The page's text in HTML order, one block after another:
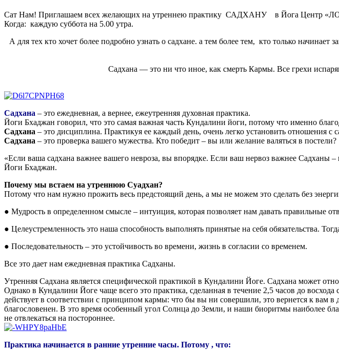
Сат Нам! Приглашаем всех желающих на утреннею практику САДХАНУ в Йога Центр
Когда: каждую суббота на 5.00 утра.
А для тех кто хочет более подробно узнать о садхане. а тем более тем, кто только
Садхана — это ни что иное, как смерть Кармы. Все грехи
Садхана – это ежедневная, а вернее, ежеутренняя духовная практика.
Йоги Бхаджан говорил, что это самая важная часть Кундалини йоги, потому что именно
Садхана – это дисциплина. Практикуя ее каждый день, очень легко установить отношения с
Садхана – это проверка вашего мужества. Кто победит – вы или желание валяться в постели?
«Если ваша садхана важнее вашего невроза, вы впорядке. Если ваш нервоз важнее Садханы –
Йоги Бхаджан.
Почему мы встаем на утреннюю Суадхан?
Потому что нам нужно прожить весь предстоящий день, а мы не можем это сделать без
● Мудрость в определенном смысле – интуиция, которая позволяет нам давать правильные
● Целеустремленность это наша способность выполнять принятые на себя обязательства.
● Последовательность – это устойчивость во времени, жизнь в согласии со временем.
Все это дает нам ежедневная практика Садханы.
Утренняя Садхана является специфической практикой в Кундалини Йоге. Садхана может
Однако в Кундалини Йоге чаще всего это практика, сделанная в течение 2,5 часов до
действует в соответствии с принципом кармы: что бы вы ни совершили, это вернется к вам в
благословенен. В это время особенный угол Солнца до Земли, и наши биоритмы наиболее
не отвлекаться на постороннее.
Практика начинается в ранние утренние часы. Потому , что: